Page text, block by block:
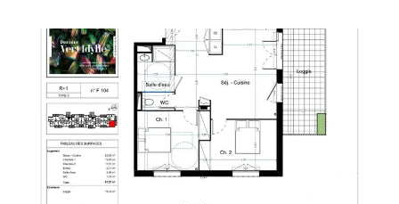
NARBONNE 11
61,57 m2, 3 pièces
Ref : 5381
Appartement F3 à vendre
234 000 €